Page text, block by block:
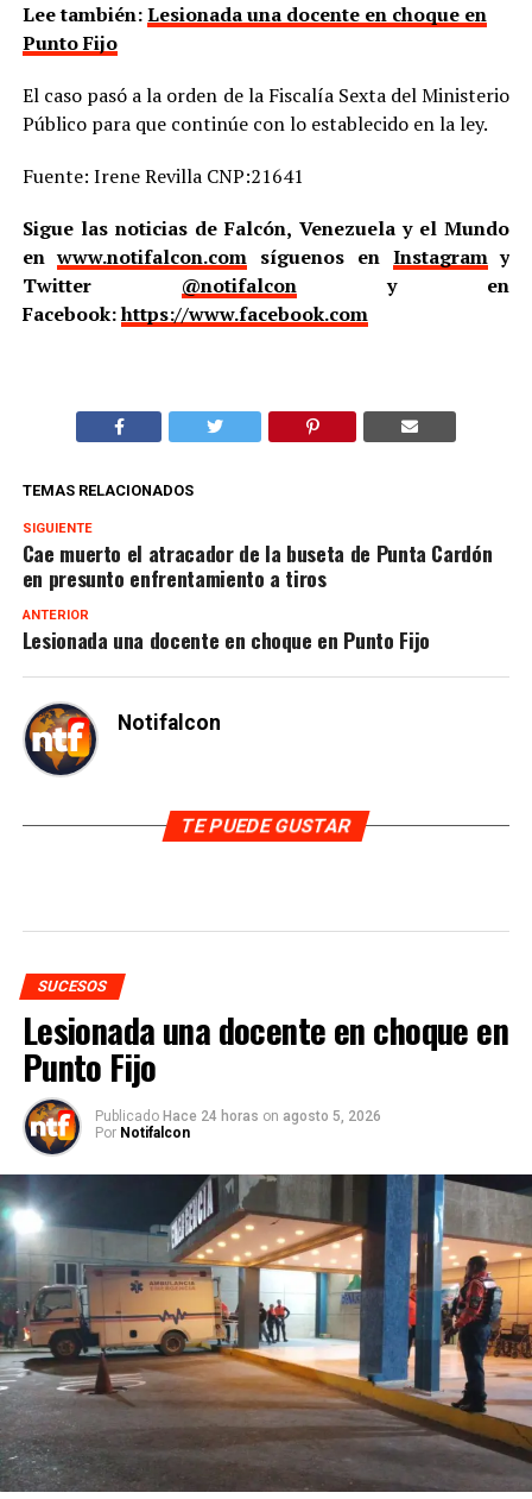
Lee también:Lesionada una docente en choque en
Punto Fijo
El caso pasó a la orden de la Fiscalía Sexta del Ministerio
Público para que continúe con lo establecido en la ley.
Fuente: Irene Revilla CNP:21641
Sigue las noticias de Falcón, Venezuela y el Mundo
enwww.notifalcon.com síguenos en Instagramy
Twitter @notifalcony en
Facebook:https://www.facebook.com
TEMAS RELACIONADOS
SIGUIENTE
Cae muerto el atracador de la buseta de Punta Cardón
en presunto enfrentamiento a tiros
ANTERIOR
Lesionada una docente en choque en Punto Fijo
Notifalcon
TE PUEDE GUSTAR
SUCESOS
Lesionada una docente en choque en
Punto Fijo
Publicado Hace 24 horas on agosto 5, 2026
Por Notifalcon